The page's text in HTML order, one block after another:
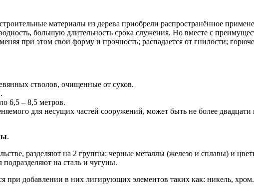
материалы из дерева приобрели распространённое
большую длительность срока служения. Но вместе с
при этом свои форму и прочность; распадается от гнилости;
стволов, очищенные от суков.
6,5 – 8,5 метров.
для несущих частей сооружений, может быть не более двадцати
.
разделяют на 2 группы: черные металлы (железо и сплавы) и
на сталь и чугуны.
при добавлении в них лигирующих элементов таких как: никель, хром.